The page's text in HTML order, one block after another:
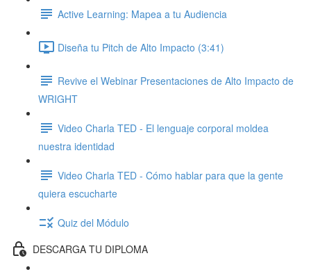
Active Learning: Mapea a tu Audiencia
Diseña tu Pitch de Alto Impacto (3:41)
Revive el Webinar Presentaciones de Alto Impacto de
WRIGHT
Video Charla TED - El lenguaje corporal moldea
nuestra identidad
Video Charla TED - Cómo hablar para que la gente
quiera escucharte
Quiz del Módulo
DESCARGA TU DIPLOMA